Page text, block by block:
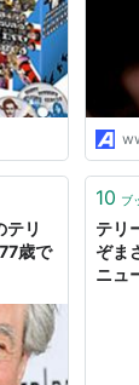
野
(納谷
ム・
), テ
志
(飯
テリ
歳で
10 ブ
テリ
ぞま
ニュ